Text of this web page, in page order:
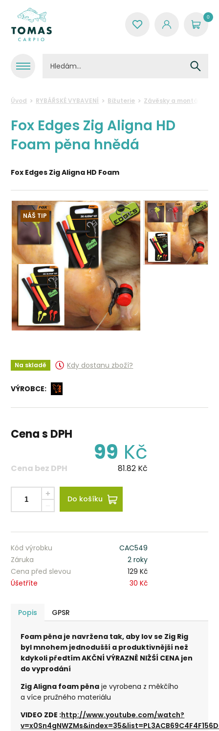
0
Úvod RYBÁŘSKÉ VYBAVENÍ Bižuterie Závěsky a montáže
Fox Edges Zig Aligna HD
Foam pěna hnědá
Fox Edges Zig Aligna HD Foam
NÁŠ TIP
Na skladě Kdy dostanu zboží?
VÝROBCE:
Cena s DPH
99 Kč
Cena bez DPH 81.82 Kč
Do košíku
Kód výrobku
CAC549
Záruka
2 roky
Cena před slevou
129 Kč
Úšetříte
30 Kč
Popis GPSR
Foam pěna je navržena tak, aby lov se Zig Rig
byl mnohem jednodušší a produktivnější než
kdykoli předtím AKČNÍ VÝRAZNĚ NIŽŠÍ CENA jen
do vyprodání
Zig Aligna foam pěna je vyrobena z měkčího
a více pružného materiálu
VIDEO ZDE :http://www.youtube.com/watch?